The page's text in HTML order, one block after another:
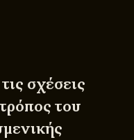
σχέσεις
του